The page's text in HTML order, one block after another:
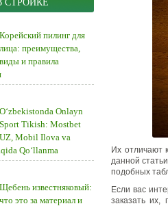
СТРОЙКЕ
Корейский пилинг для
лица: преимущества,
виды и правила
O‘zbekistonda Onlayn
Sport Tikish: Mostbet
UZ, Mobil Ilova va
Qo‘llanma
Щебень известняковый:
что это за материал и
Их отличают
данной
подобных
Если вас
заказать их,